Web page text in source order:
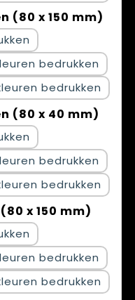
(80 x 150 mm)
(80 x 40 mm)
x 150 mm)